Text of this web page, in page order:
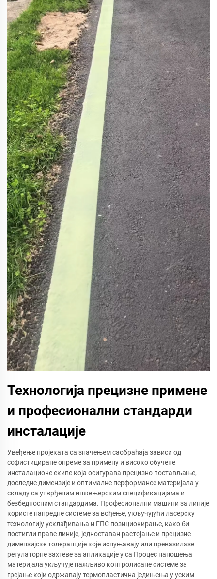
Технологија прецизне примене
и професионални стандарди
инсталације
Увеђење пројеката са значењем саобраћаја зависи од
софистициране опреме за примену и високо обучене
инсталационе екипе која осигурава прецизно постављање,
доследне димензије и оптималне перформансе материјала у
складу са утврђеним инжењерским спецификацијама и
безбедносним стандардима. Професионални машини за линије
користе напредне системе за вођење, укључујући ласерску
технологију усклађивања и ГПС позиционирање, како би
постигли праве линије, једноставан растојање и прецизне
димензијске толеранције које испуњавају или превазилазе
регулаторне захтеве за апликације у са Процес наношења
материјала укључује пажљиво контролисане системе за
грејање који одржавају термопластична једињења у уским